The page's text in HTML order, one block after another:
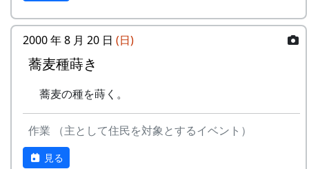
回程度)、施肥、脱穀、乾燥、籾すりなどは
地元農家で担当します。
実りの時期には、かかしを立てることができ
ます。
の家、悠遊館、ハーモニーパークなど)。
多可町の特産品がもらえます(1万円相当)。
地元の新鮮な野菜を購入できます。
田植え、稲刈り時のイベントに参加できま
2000 年 8 月 20 日 (日)
蕎麦種蒔き
蕎麦の種を蒔く。
作業 （主として住民を対象とするイベント）
見る